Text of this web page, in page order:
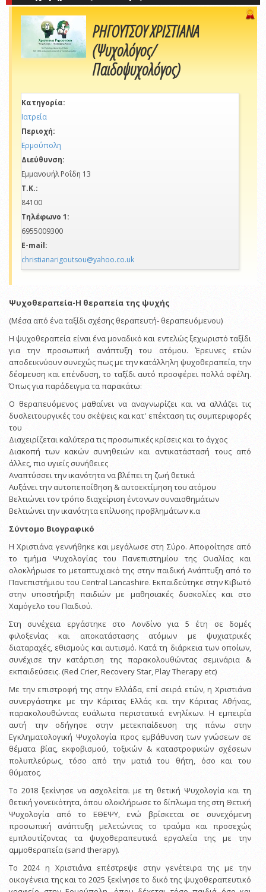
ΡΗΓΟΥΤΣΟΥ ΧΡΙΣΤΙΑΝΑ
(Ψυχολόγος/
Παιδοψυχολόγος)
Κατηγορία:
Ιατρεία
Περιοχή:
Ερμούπολη
Διεύθυνση:
Εμμανουήλ Ροΐδη 13
Τ.Κ.:
84100
Τηλέφωνο 1:
6955009300
E-mail:
christianarigoutsou@yahoo.co.uk
Ψυχοθεραπεία-Η θεραπεία της ψυχής
(Μέσα από ένα ταξίδι σχέσης θεραπευτή- θεραπευόμενου)
Η ψυχοθεραπεία είναι ένα μοναδικό και εντελώς ξεχωριστό ταξίδι
για την προσωπική ανάπτυξη του ατόμου. Έρευνες ετών
αποδεικνύουν συνεχώς πως με την κατάλληλη ψυχοθεραπεία, την
δέσμευση και επένδυση, το ταξίδι αυτό προσφέρει πολλά οφέλη.
Όπως για παράδειγμα τα παρακάτω:
Ο θεραπευόμενος μαθαίνει να αναγνωρίζει και να αλλάζει τις
δυσλειτουργικές του σκέψεις και κατ' επέκταση τις συμπεριφορές
του
Διαχειρίζεται καλύτερα τις προσωπικές κρίσεις και το άγχος
Διακοπή των κακών συνηθειών και αντικατάστασή τους από
άλλες, πιο υγιείς συνήθειες
Αναπτύσσει την ικανότητα να βλέπει τη ζωή θετικά
Αυξάνει την αυτοπεποίθηση & αυτοεκτίμηση του ατόμου
Βελτιώνει τον τρόπο διαχείριση έντονων συναισθημάτων
Βελτιώνει την ικανότητα επίλυσης προβλημάτων κ.α
Σύντομο Βιογραφικό
Η Χριστιάνα γεννήθηκε και μεγάλωσε στη Σύρο. Αποφοίτησε από
το τμήμα Ψυχολογίας του Πανεπιστημίου της Ουαλίας και
ολοκλήρωσε το μεταπτυχιακό της στην παιδική Ανάπτυξη από το
Πανεπιστήμιου του Central Lancashire. Εκπαιδεύτηκε στην Κιβωτό
στην υποστήριξη παιδιών με μαθησιακές δυσκολίες και στο
Χαμόγελο του Παιδιού.
Στη συνέχεια εργάστηκε στο Λονδίνο για 5 έτη σε δομές
φιλοξενίας και αποκατάστασης ατόμων με ψυχιατρικές
διαταραχές, εθισμούς και αυτισμό. Κατά τη διάρκεια των οποίων,
συνέχισε την κατάρτιση της παρακολουθώντας σεμινάρια &
εκπαιδεύσεις. (Red Crier, Recovery Star, Play Therapy etc)
Με την επιστροφή της στην Ελλάδα, επί σειρά ετών, η Χριστιάνα
συνεργάστηκε με την Κάριτας Ελλάς και την Κάριτας Αθήνας,
παρακολουθώντας ευάλωτα περιστατικά ενηλίκων. Η εμπειρία
αυτή την οδήγησε στην μετεκπαίδευση της πάνω στην
Εγκληματολογική Ψυχολογία προς εμβάθυνση των γνώσεων σε
θέματα βίας, εκφοβισμού, τοξικών & καταστροφικών σχέσεων
πολυπλεύρως, τόσο από την ματιά του θήτη, όσο και του
θύματος.
Το 2018 ξεκίνησε να ασχολείται με τη θετική Ψυχολογία και τη
θετική γονεϊκότητα, όπου ολοκλήρωσε το δίπλωμα της στη Θετική
Ψυχολογία από το ΕΘΕΨΥ, ενώ βρίσκεται σε συνεχόμενη
προσωπική ανάπτυξη μελετώντας το τραύμα και προσεχώς
εμπλουτίζοντας τα ψυχοθεραπευτικά εργαλεία της με την
αμμοθεραπεία (sand therapy).
To 2024 η Χριστιάνα επέστρεψε στην γενέτειρα της με την
οικογένεια της και το 2025 ξεκίνησε το δικό της ψυχοθεραπευτικό